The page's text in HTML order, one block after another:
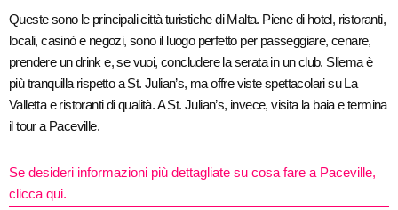
Queste sono le principali città turistiche di Malta. Piene di hotel, ristoranti,
locali, casinò e negozi, sono il luogo perfetto per passeggiare, cenare,
prendere un drink e, se vuoi, concludere la serata in un club. Sliema è
più tranquilla rispetto a St. Julian’s, ma offre viste spettacolari su La
Valletta e ristoranti di qualità. A St. Julian’s, invece, visita la baia e termina
il tour a Paceville.
Se desideri informazioni più dettagliate su cosa fare a Paceville,
clicca qui.